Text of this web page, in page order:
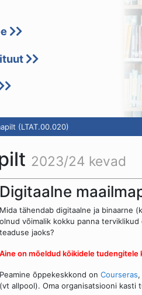
(LTAT.00.020)
2023/24 kevad
Digitaalne
Mida tähendab digitaalne ja binaarne
olnud võimalik kokku panna
teaduse jaoks?
Aine on mõeldud kõikidele tudengitele
Peamine õppekeskkond on Courseras
(vt allpool). Oma organisatsiooni kasti